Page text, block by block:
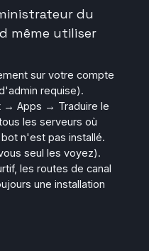
du
même utiliser
sur votre compte
requise).
→ Apps → Traduire le
les serveurs où
n'est pas installé.
seul les voyez).
les routes de canal
une installation